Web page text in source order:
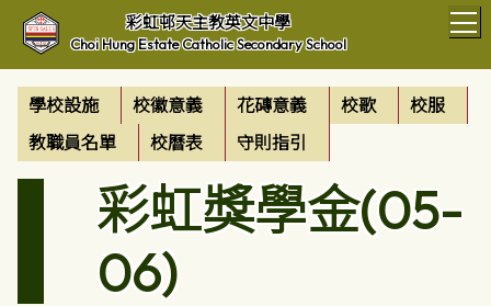
彩虹邨天主教英文中學
Choi Hung Estate Catholic Secondary School
學校設施 校徽意義 花磚意義 校歌
校服
教職員名單
校曆表 守則指引
彩虹獎學金(05-
06)